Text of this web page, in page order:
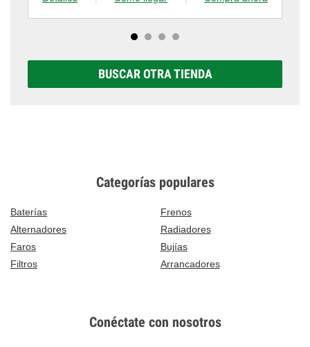
BUSCAR OTRA TIENDA
Categorías populares
Baterías
Frenos
Alternadores
Radiadores
Faros
Bujías
Filtros
Arrancadores
Conéctate con nosotros